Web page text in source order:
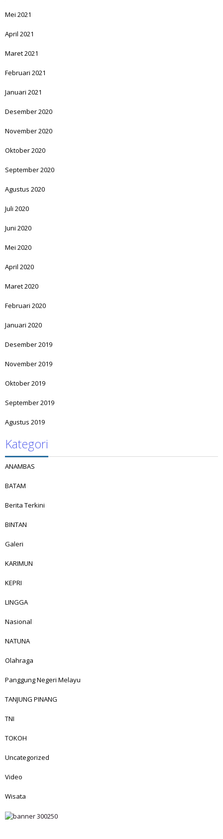
Mei 2021
April 2021
Maret 2021
Februari 2021
Januari 2021
Desember 2020
November 2020
Oktober 2020
September 2020
Agustus 2020
Juli 2020
Juni 2020
Mei 2020
April 2020
Maret 2020
Februari 2020
Januari 2020
Desember 2019
November 2019
Oktober 2019
September 2019
Agustus 2019
Kategori
ANAMBAS
BATAM
Berita Terkini
BINTAN
Galeri
KARIMUN
KEPRI
LINGGA
Nasional
NATUNA
Olahraga
Panggung Negeri Melayu
TANJUNG PINANG
TNI
TOKOH
Uncategorized
Video
Wisata